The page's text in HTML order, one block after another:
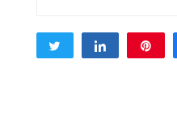
Twittear Compartir